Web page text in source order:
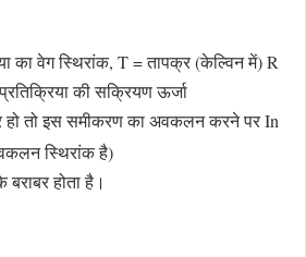
वेग स्थिरांक, T = तापक्र (केल्विन में) R
की सक्रियण ऊर्जा
हो तो इस समीकरण का अवकलन करने पर In
स्थिरांक है)
बराबर होता है।